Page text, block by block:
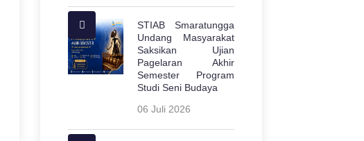
STIAB Smaratungga
Undang Masyarakat
Saksikan Ujian
Pagelaran Akhir
Semester Program
Studi Seni Budaya
06 Juli 2026